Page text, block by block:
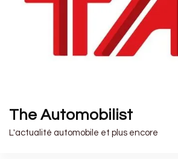
The Automobilist
L'actualité automobile et plus encore